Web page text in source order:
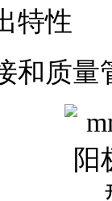
特性
和质量